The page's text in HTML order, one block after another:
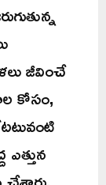
జీవించే
కోసం,